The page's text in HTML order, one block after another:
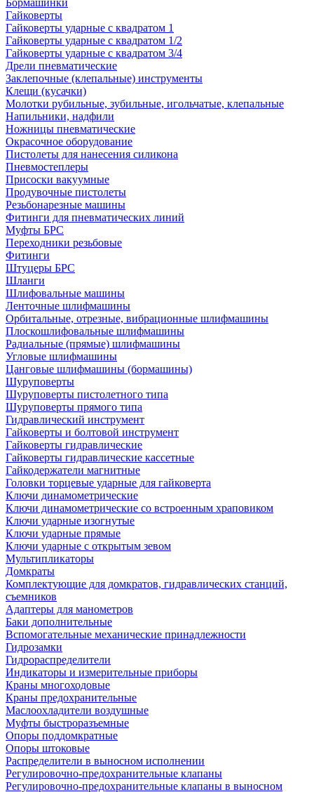
Бормашинки
Гайковерты
Гайковерты ударные с квадратом 1
Гайковерты ударные с квадратом 1/2
Гайковерты ударные с квадратом 3/4
Дрели пневматические
Заклепочные (клепальные) инструменты
Клещи (кусачки)
Молотки рубильные, зубильные, игольчатые, клепальные
Напильники, надфили
Ножницы пневматические
Окрасочное оборудование
Пистолеты для нанесения силикона
Пневмостеплеры
Присоски вакуумные
Продувочные пистолеты
Резьбонарезные машины
Фитинги для пневматических линий
Муфты БРС
Переходники резьбовые
Фитинги
Штуцеры БРС
Шланги
Шлифовальные машины
Ленточные шлифмашины
Орбитальные, отрезные, вибрационные шлифмашины
Плоскошлифовальные шлифмашины
Радиальные (прямые) шлифмашины
Угловые шлифмашины
Цанговые шлифмашины (бормашины)
Шуруповерты
Шуруповерты пистолетного типа
Шуруповерты прямого типа
Гидравлический инструмент
Гайковерты и болтовой инструмент
Гайковерты гидравлические
Гайковерты гидравлические кассетные
Гайкодержатели магнитные
Головки торцевые ударные для гайковерта
Ключи динамометрические
Ключи динамометрические со встроенным храповиком
Ключи ударные изогнутые
Ключи ударные прямые
Ключи ударные с открытым зевом
Мультипликаторы
Домкраты
Комплектующие для домкратов, гидравлических станций,
съемников
Адаптеры для манометров
Баки дополнительные
Вспомогательные механические принадлежности
Гидрозамки
Гидрораспределители
Индикаторы и измерительные приборы
Краны многоходовые
Краны предохранительные
Маслоохладители воздушные
Муфты быстроразъемные
Опоры поддомкратные
Опоры штоковые
Распределители в выносном исполнении
Регулировочно-предохранительные клапаны
Регулировочно-предохранительные клапаны в выносном